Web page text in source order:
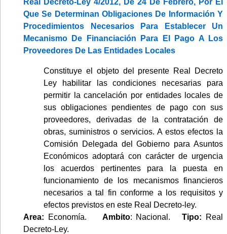
Que Se Determinan Obligaciones De Información Y
Procedimientos Necesarios Para Establecer Un
Mecanismo De Financiación Para El Pago A Los
Proveedores De Las Entidades Locales
Constituye el objeto del presente Real Decreto
Ley habilitar las condiciones necesarias para
permitir la cancelación por entidades locales de
sus obligaciones pendientes de pago con sus
proveedores, derivadas de la contratación de
obras, suministros o servicios. A estos efectos la
Comisión Delegada del Gobierno para Asuntos
Económicos adoptará con carácter de urgencia
los acuerdos pertinentes para la puesta en
funcionamiento de los mecanismos financieros
necesarios a tal fin conforme a los requisitos y
efectos previstos en este Real Decreto-ley.
Area: Economía. Ambito: Nacional.Tipo:
Real
Decreto-Ley.